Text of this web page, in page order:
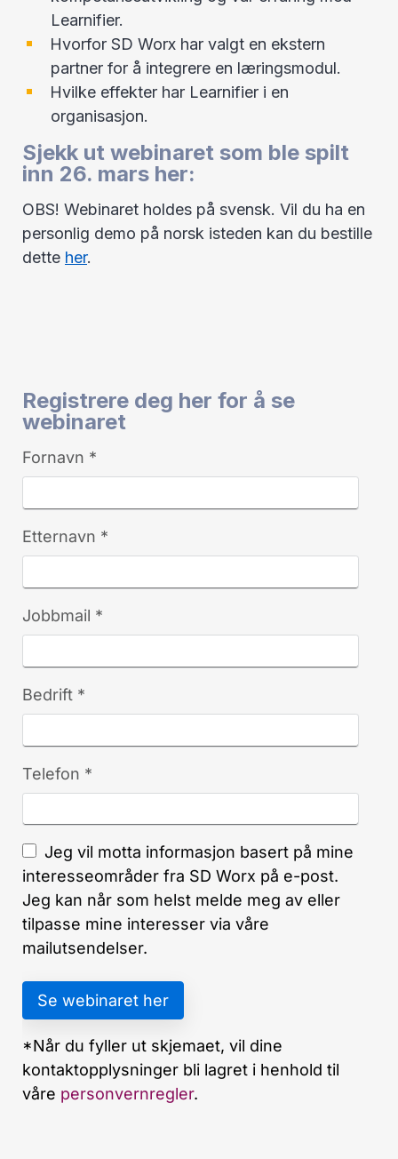
Learnifier.
Hvorfor SD Worx har valgt en ekstern
partner for å integrere en læringsmodul.
Hvilke effekter har Learnifier i en
organisasjon.
Sjekk ut webinaret som ble spilt
inn 26. mars her:
OBS! Webinaret holdes på svensk. Vil du ha en
personlig demo på norsk isteden kan du bestille
dette her.
Registrere deg her for å se
webinaret